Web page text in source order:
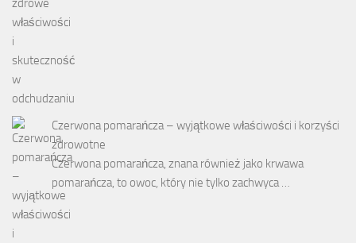
Czerwona pomarańcza – wyjątkowe właściwości i korzyści
zdrowotne
Czerwona pomarańcza, znana również jako krwawa
pomarańcza, to owoc, który nie tylko zachwyca …